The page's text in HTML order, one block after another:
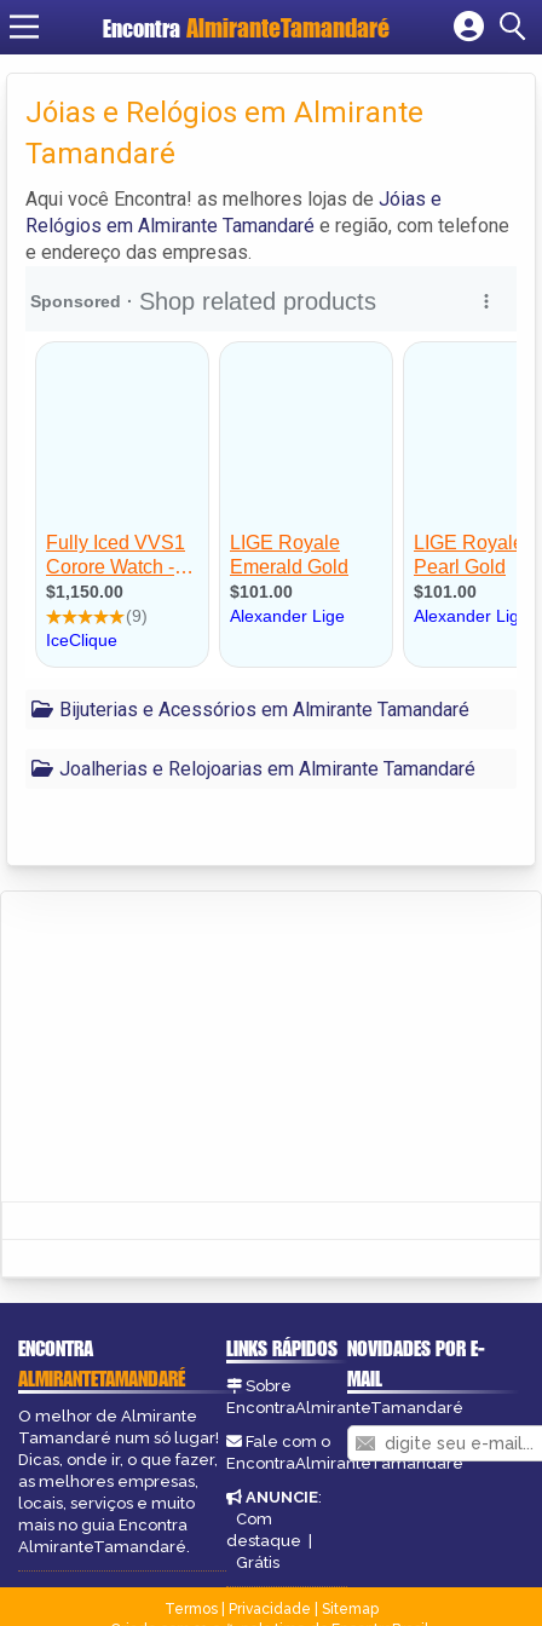
Encontra
Cadastrar empresa
Criar conta
Jóias e Relógios em Almirante
Tamandaré
Aqui você Encontra! as melhores lojas de Jóias e
Relógios em Almirante Tamandaré e região, com telefone
e endereço das empresas.
Bijuterias e Acessórios em Almirante Tamandaré
Joalherias e Relojoarias em Almirante Tamandaré
ENCONTRA
ALMIRANTETAMANDARÉ
O melhor de Almirante
Tamandaré num só lugar!
Dicas, onde ir, o que fazer,
as melhores empresas,
locais, serviços e muito
mais no guia Encontra
AlmiranteTamandaré.
LINKS RÁPIDOS
Sobre
EncontraAlmiranteTamandaré
Fale com o
EncontraAlmiranteTamandaré
ANUNCIE:
Com
destaque |
Grátis
NOVIDADES POR E-
MAIL
Termos| Privacidade
Sitemap